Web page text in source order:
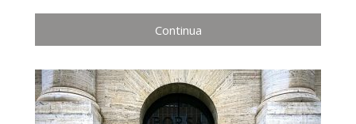
Continua